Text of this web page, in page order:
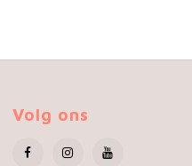
Volg ons